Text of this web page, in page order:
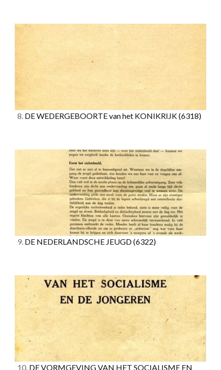
8. DE WEDERGEBOORTE van het KONIKRIJK(6318)
9. DE NEDERLANDSCHE JEUGD(6322)
10. DE VORMGEVING VAN HET SOCIALISME EN